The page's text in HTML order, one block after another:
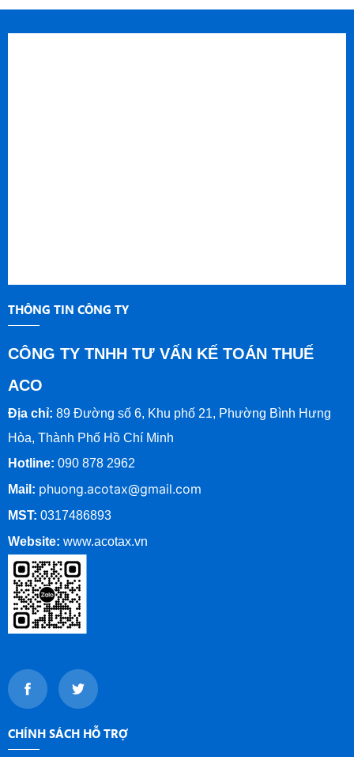
THÔNG TIN CÔNG TY
CÔNG TY TNHH TƯ VẤN KẾ TOÁN THUẾ
ACO
Địa chỉ: 89 Đường số 6, Khu phố 21, Phường Bình Hưng
Hòa, Thành Phố Hồ Chí Minh
Hotline: 090 878 2962
Mail: phuong.acotax@gmail.com
MST: 0317486893
Website: www.acotax.vn
CHÍNH SÁCH HỖ TRỢ